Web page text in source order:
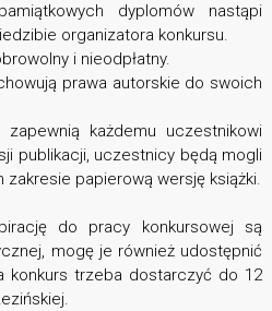
dyplomów nastąpi
organizatora konkursu.
i nieodpłatny.
prawa autorskie do swoich
zapewnią każdemu uczestnikowi
publikacji, uczestnicy będą mogli
zakresie papierową wersję książki.
do pracy konkursowej są
mogę je również udostępnić
konkurs trzeba dostarczyć do 12